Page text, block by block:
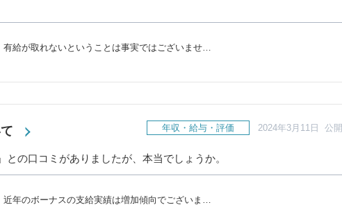
有給が取れないということは事実ではございませ…
年収・給与・評価 2024年3月11日 公開
との口コミがありましたが、本当でしょうか。
近年のボーナスの支給実績は増加傾向でございま…